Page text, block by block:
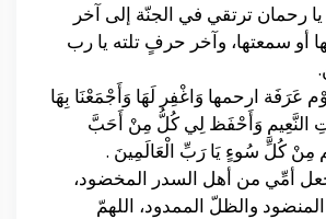
يا رحمان ترتقي في الجنّة إلى آخر
أو سمعتها، وآخر حرفٍ تلته يا رب
عَرَفَة ارحمها وَاغْفِر لَهَا وَأَجْمَعْنَا بِهَا
النَّعِيمِ وَأَحْفَظ لِي كُلُّ مِنْ أَحَبَّ
مِنْ كُلِّ سُوءٍ يَا رَبِّ الْعَالَمِينَ .
أمِّي من أهل السدر المخضود،
والظلّ الممدود، اللهمّ